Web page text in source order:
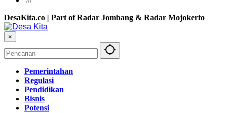
DesaKita.co | Part of Radar Jombang & Radar Mojokerto
×
Pemerintahan
Regulasi
Pendidikan
Bisnis
Potensi